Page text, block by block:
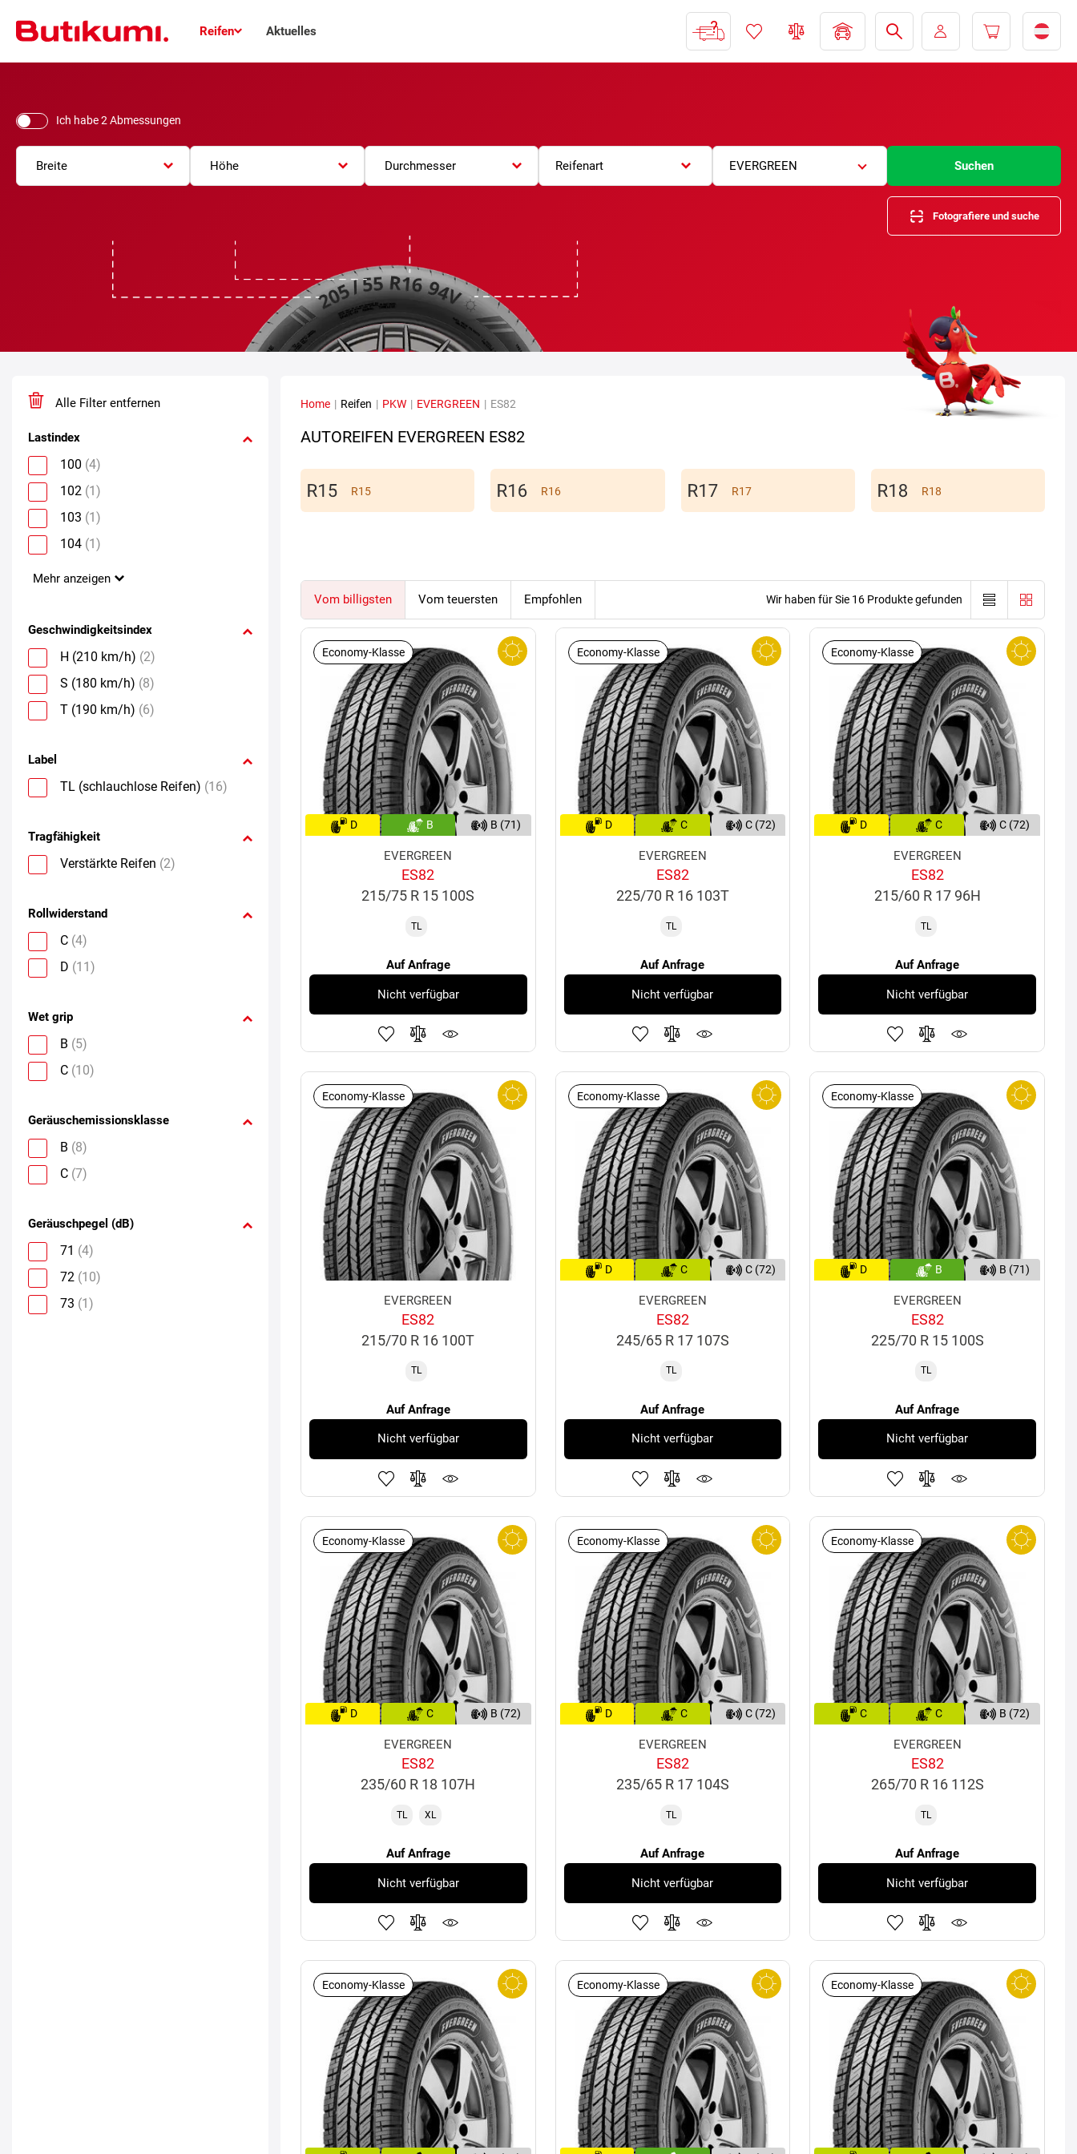
Reifen Aktuelles
Ich habe 2 Abmessungen
Breite Höhe Durchmesser Reifenart EVERGREEN Suchen
Fotografiere und suche
Alle Filter entfernen
Lastindex
100 (4)
102 (1)
103 (1)
104 (1)
Mehr anzeigen
Geschwindigkeitsindex
H (210 km/h) (2)
S (180 km/h) (8)
T (190 km/h) (6)
Label
TL (schlauchlose Reifen) (16)
Tragfähigkeit
Verstärkte Reifen (2)
Rollwiderstand
C (4)
D (11)
Wet grip
B (5)
C (10)
Geräuschemissionsklasse
B (8)
C (7)
Geräuschpegel (dB)
71 (4)
72 (10)
73 (1)
Home | Reifen | PKW | EVERGREEN | ES82
AUTOREIFEN EVERGREEN ES82
R15 R16 R17 R18
Vom billigsten Vom teuersten Empfohlen Wir haben für Sie 16 Produkte gefunden
Economy-Klasse
D B B (71)
EVERGREEN
ES82
215/75 R 15 100S
TL
Auf Anfrage
Nicht verfügbar
Economy-Klasse
D C C (72)
EVERGREEN
ES82
225/70 R 16 103T
TL
Auf Anfrage
Nicht verfügbar
Economy-Klasse
D C C (72)
EVERGREEN
ES82
215/60 R 17 96H
TL
Auf Anfrage
Nicht verfügbar
Economy-Klasse
EVERGREEN
ES82
215/70 R 16 100T
TL
Auf Anfrage
Nicht verfügbar
Economy-Klasse
D C C (72)
EVERGREEN
ES82
245/65 R 17 107S
TL
Auf Anfrage
Nicht verfügbar
Economy-Klasse
D B B (71)
EVERGREEN
ES82
225/70 R 15 100S
TL
Auf Anfrage
Nicht verfügbar
Economy-Klasse
D C B (72)
EVERGREEN
ES82
235/60 R 18 107H
TL XL
Auf Anfrage
Nicht verfügbar
Economy-Klasse
D C C (72)
EVERGREEN
ES82
235/65 R 17 104S
TL
Auf Anfrage
Nicht verfügbar
Economy-Klasse
C C B (72)
EVERGREEN
ES82
265/70 R 16 112S
TL
Auf Anfrage
Nicht verfügbar
Economy-Klasse Economy-Klasse Economy-Klasse